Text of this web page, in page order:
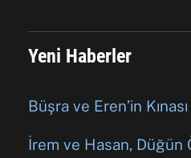
Yeni Haberler
Büşra ve Eren’in
İrem ve Hasan, Düğün